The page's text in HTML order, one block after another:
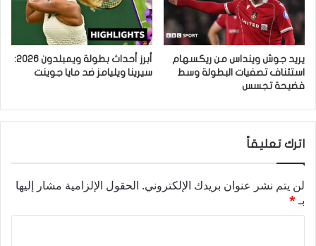
يريد جوش وينداس من ريكسهام
استئناف تصفيات البطولة وسط
فضيحة تجسس
أبرز أحداث بطولة ويمبلدون 2026:
سيرينا ويليامز ضد مايا جوينت
اترك تعليقاً
لن يتم نشر عنوان بريدك الإلكتروني. الحقول الإلزامية مشار إليها
بـ*